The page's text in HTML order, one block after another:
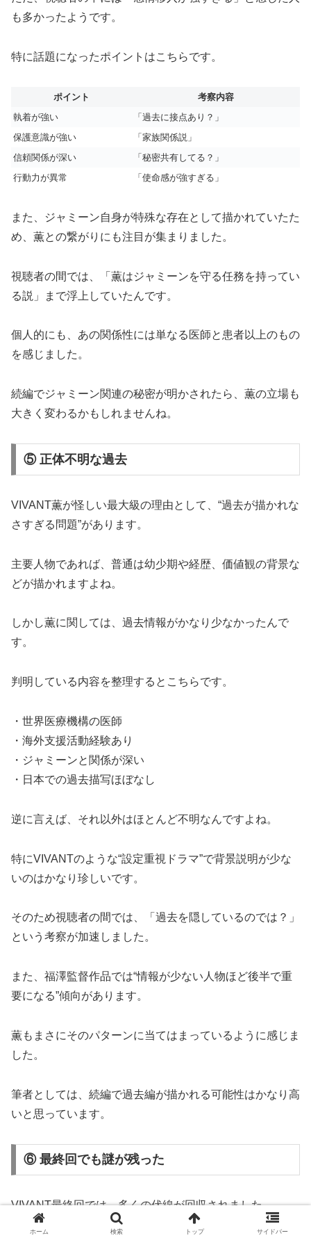
も多かったようです。
特に話題になったポイントはこちらです。
ポイント
考察内容
執着が強い
「過去に接点あり？」
保護意識が強い
「家族関係説」
信頼関係が深い
「秘密共有してる？」
行動力が異常
「使命感が強すぎる」
また、ジャミーン自身が特殊な存在として描かれていたた
め、薫との繋がりにも注目が集まりました。
視聴者の間では、「薫はジャミーンを守る任務を持ってい
る説」まで浮上していたんです。
個人的にも、あの関係性には単なる医師と患者以上のもの
を感じました。
続編でジャミーン関連の秘密が明かされたら、薫の立場も
大きく変わるかもしれませんね。
⑤ 正体不明な過去
VIVANT薫が怪しい最大級の理由として、“過去が描かれな
さすぎる問題”があります。
主要人物であれば、普通は幼少期や経歴、価値観の背景な
どが描かれますよね。
しかし薫に関しては、過去情報がかなり少なかったんで
す。
判明している内容を整理するとこちらです。
・世界医療機構の医師
・海外支援活動経験あり
・ジャミーンと関係が深い
・日本での過去描写ほぼなし
逆に言えば、それ以外はほとんど不明なんですよね。
特にVIVANTのような“設定重視ドラマ”で背景説明が少な
いのはかなり珍しいです。
そのため視聴者の間では、「過去を隠しているのでは？」
という考察が加速しました。
また、福澤監督作品では“情報が少ない人物ほど後半で重
要になる”傾向があります。
薫もまさにそのパターンに当てはまっているように感じま
した。
筆者としては、続編で過去編が描かれる可能性はかなり高
いと思っています。
⑥ 最終回でも謎が残った
VIVANT最終回では、多くの伏線が回収されました。
ホーム 検索 トップ サイドバー